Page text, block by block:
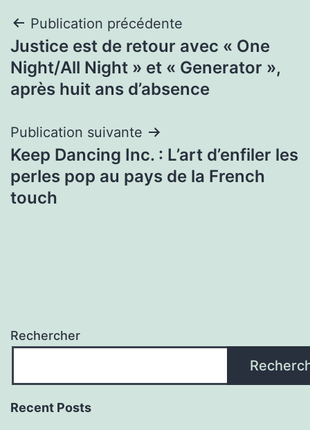
Navigation
de
l’article
Publication précédente
Justice est de retour avec « One
Night/All Night » et « Generator »,
après huit ans d’absence
Publication suivante
Keep Dancing Inc. : L’art d’enfiler les
perles pop au pays de la French
touch
Rechercher
Recent Posts